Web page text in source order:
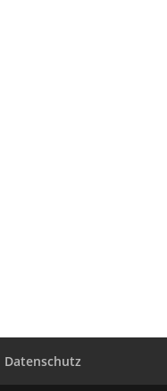
Datenschutz